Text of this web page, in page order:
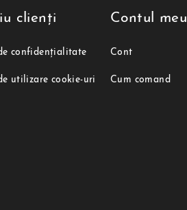
clienți
confidențialitate
utilizare cookie-uri
Contul meu
Cont
Cum comand